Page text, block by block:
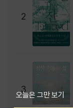
2
3
오늘은 그만 보기